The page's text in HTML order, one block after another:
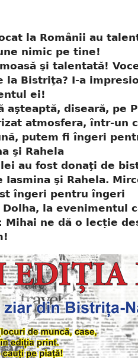
la Românii au
nimic pe tine!
şi talentată!
la Bistriţa? I-a
ei!
aşteaptă, diseară, pe
atmosfera, într-un
putem fi îngeri
şi Rahela
lei au fost donaţi de
şi Rahela.
îngeri pentru îngeri
la evenimentul
Mihai ne dă o lecție